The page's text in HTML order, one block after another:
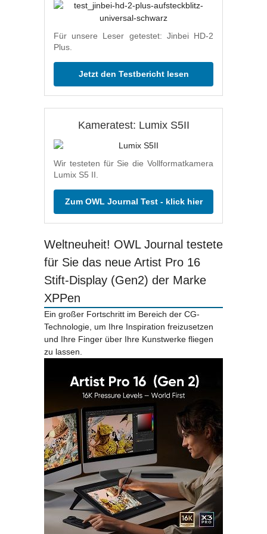
Für unsere Leser getestet: Jinbei HD-2
Plus.
Jetzt den Testbericht lesen
Kameratest: Lumix S5II
Wir testeten für Sie die Vollformatkamera
Lumix S5 II.
Zum OWL Journal Test - klick hier
Weltneuheit! OWL Journal testete
für Sie das neue Artist Pro 16
Stift-Display (Gen2) der Marke
XPPen
Ein großer Fortschritt im Bereich der CG-
Technologie, um Ihre Inspiration freizusetzen
und Ihre Finger über Ihre Kunstwerke fliegen
zu lassen.